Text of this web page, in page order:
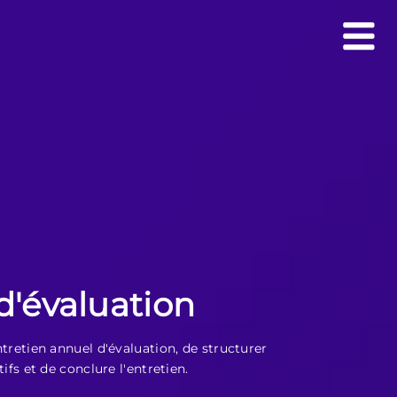
annuel d'évaluation, de structurer
et de conclure l'entretien.